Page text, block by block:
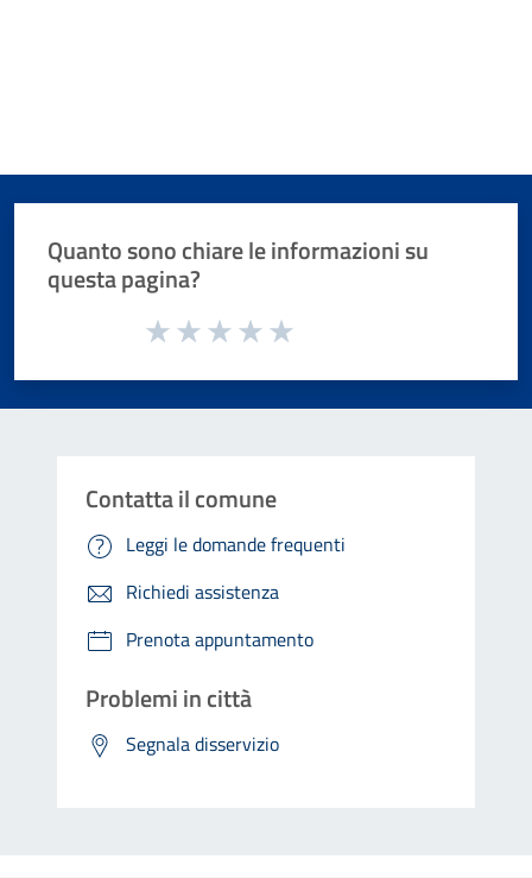
Quanto sono chiare le informazioni su
questa pagina?
Valuta da 1 a 5 stelle la pagina
Contatta il comune
Leggi le domande frequenti
Richiedi assistenza
Prenota appuntamento
Problemi in città
Segnala disservizio